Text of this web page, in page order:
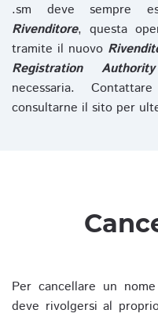
.sm deve sempre
Rivenditore, questa
tramite il nuovo
Registration Authority
necessaria.
consultarne il sito per
Per cancellare un
deve rivolgersi al